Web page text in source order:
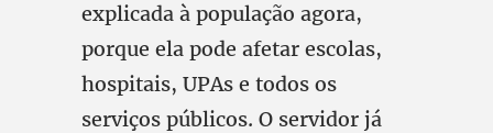
explicada à população agora,
porque ela pode afetar escolas,
hospitais, UPAs e todos os
serviços públicos. O servidor já